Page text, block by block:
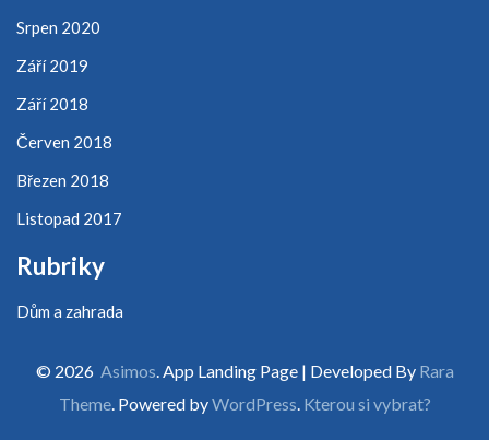
Srpen 2020
Září 2019
Září 2018
Červen 2018
Březen 2018
Listopad 2017
Rubriky
Dům a zahrada
© 2026 Asimos . App Landing Page | Developed By Rara
Theme. Powered byWordPress Kterou si vybrat?